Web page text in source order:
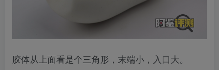
胶体从上面看是个三角形，末端小，入口大。